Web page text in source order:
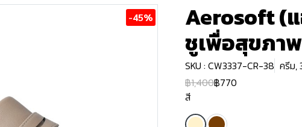
-45% Aerosoft (
ชูเพื่อสุขภาพ
SKU : CW3337-CR-38 ครีม,
฿1,400฿770
สี